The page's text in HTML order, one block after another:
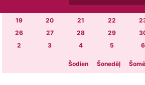
14 15 16
19
20 21 22
26
27 28 29
2
3 4 5 6
Šodien Šonedēļ